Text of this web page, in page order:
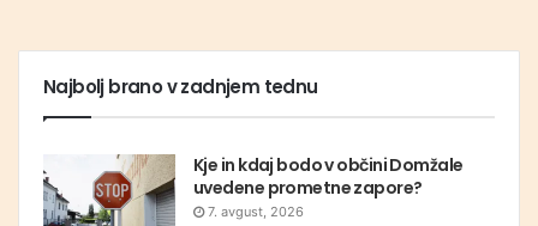
Najbolj brano v zadnjem tednu
Kje in kdaj bodo v občini Domžale
uvedene prometne zapore?
7. avgust, 2026